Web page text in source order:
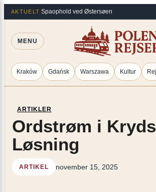
Spring
til
indhold
AKTUELT Spaophold ved Østersøen
MENU
Kraków Gdańsk Warszawa Kultur
ARTIKLER
Ordstrøm i
Løsning
ARTIKEL november 15, 2025